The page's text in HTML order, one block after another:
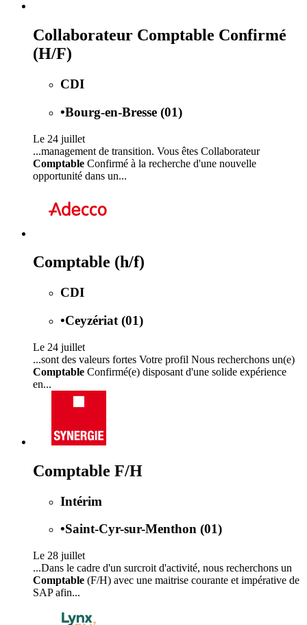
Collaborateur Comptable Confirmé
(H/F)
CDI
•Bourg-en-Bresse (01)
Le 24 juillet
...management de transition. Vous êtes Collaborateur
Comptable Confirmé à la recherche d'une nouvelle
opportunité dans un...
Comptable (h/f)
CDI
•Ceyzériat (01)
Le 24 juillet
...sont des valeurs fortes Votre profil Nous recherchons un(e)
Comptable Confirmé(e) disposant d'une solide expérience
en...
Comptable F/H
Intérim
•Saint-Cyr-sur-Menthon (01)
Le 28 juillet
...Dans le cadre d'un surcroit d'activité, nous recherchons un
Comptable (F/H) avec une maitrise courante et impérative de
SAP afin...